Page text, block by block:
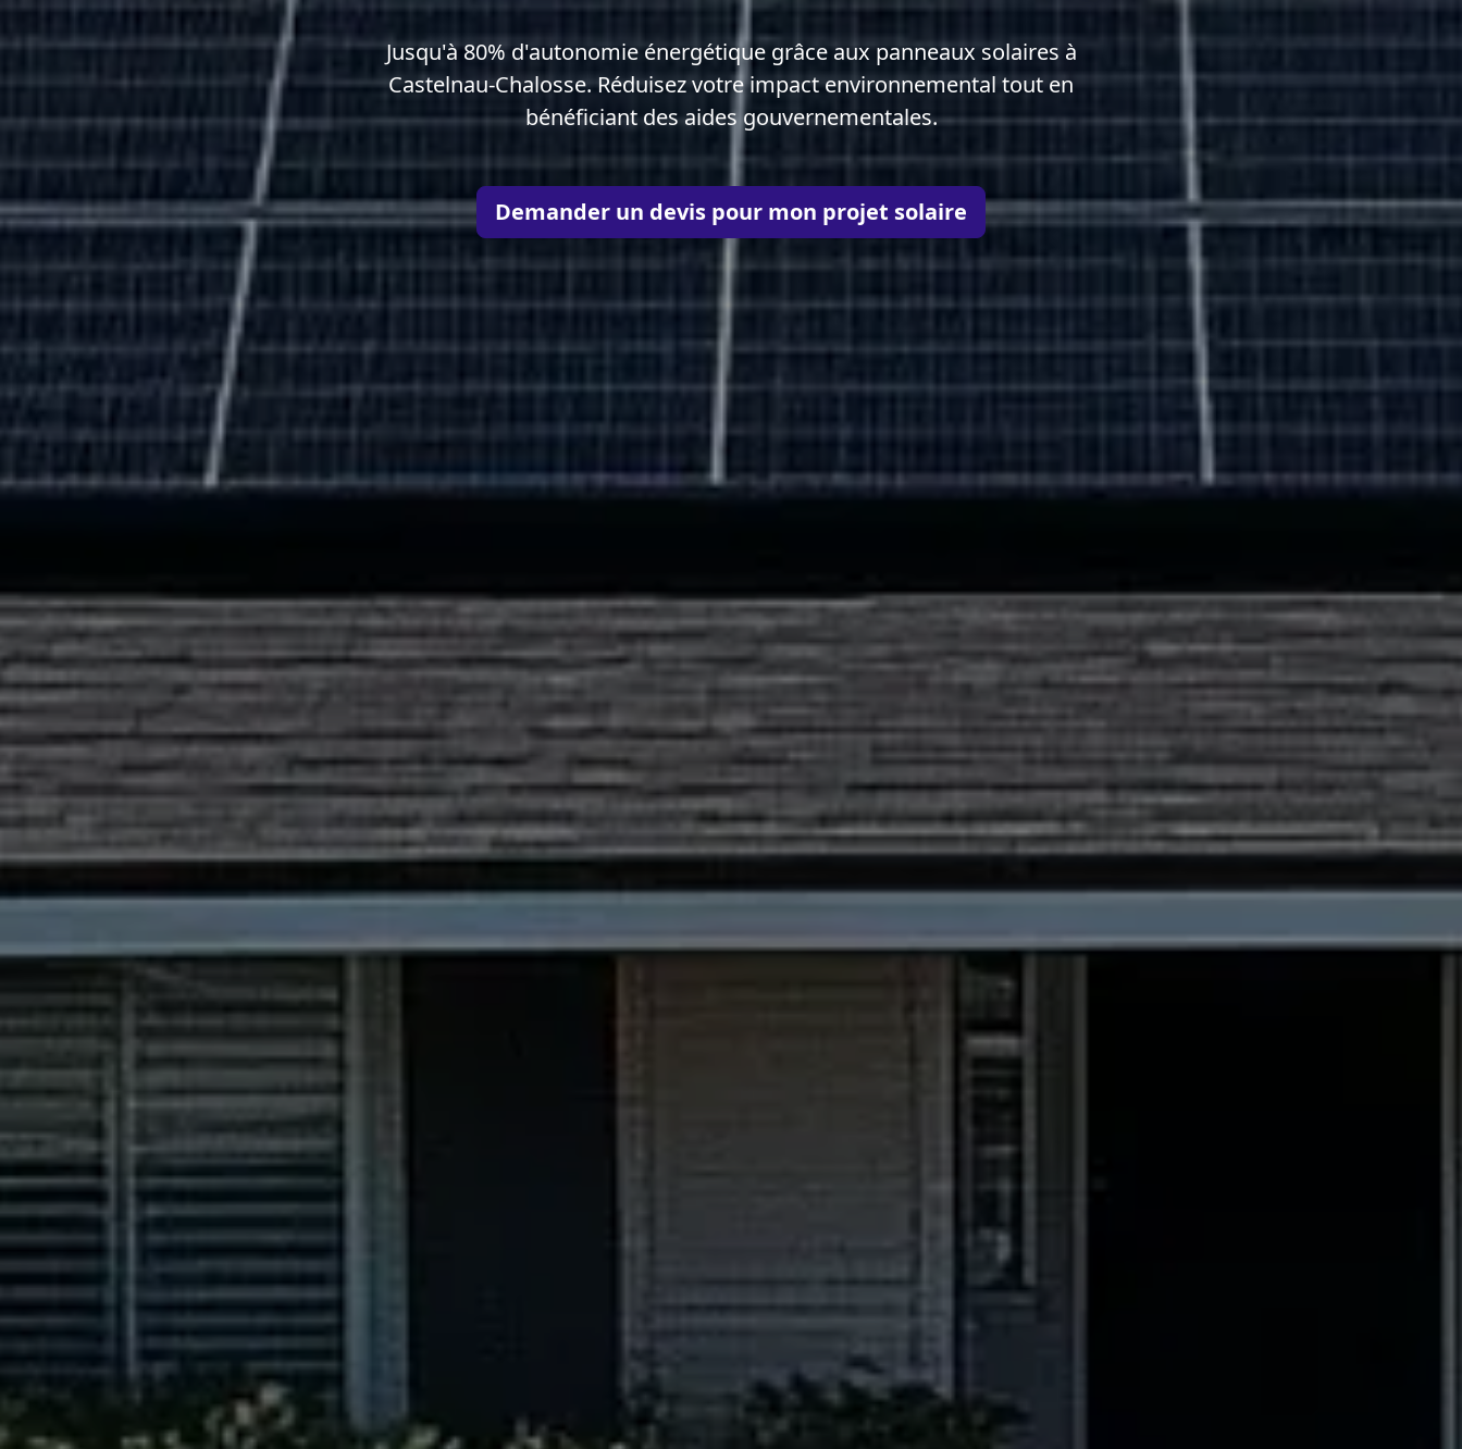
Jusqu'à 80% d'autonomie énergétique grâce aux panneaux solaires à
Castelnau-Chalosse. Réduisez votre impact environnemental tout en
bénéficiant des aides gouvernementales.
Demander un devis pour mon projet solaire